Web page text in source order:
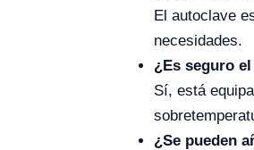
El autoclave
necesidades.
¿Es seguro
Sí, está
¿Se pueden